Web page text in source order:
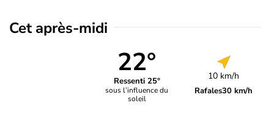
Cet après-midi
22°
Ressenti 25°
sous l’influence du
soleil
10 km/h
Rafales30 km/h